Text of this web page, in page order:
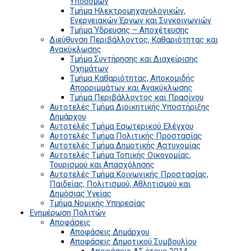
Τμήμα Ηλεκτρομηχανολογικών,
Ενεργειακών Έργων και Συγκοινωνιών
Τμήμα Ύδρευσης – Αποχέτευσης
Διεύθυνση Περιβάλλοντος, Καθαριότητας και
Ανακύκλωσης
Τμήμα Συντήρησης και Διαχείρισης
Οχημάτων
Τμήμα Καθαριότητας, Αποκομιδής
Απορριμμάτων και Ανακύκλωσης
Τμήμα Περιβάλλοντος και Πρασίνου
Αυτοτελές Τμήμα Διοικητικής Υποστήριξης
Δημάρχου
Αυτοτελές Τμήμα Εσωτερικού Ελέγχου
Αυτοτελές Τμήμα Πολιτικής Προστασίας
Αυτοτελές Τμήμα Δημοτικής Αστυνομίας
Αυτοτελές Τμήμα Τοπικής Οικονομίας,
Τουρισμού και Απασχόλησης
Αυτοτελές Τμήμα Κοινωνικής Προστασίας,
Παιδείας, Πολιτισμού, Αθλητισμού και
Δημόσιας Υγείας
Τμήμα Νομικής Υπηρεσίας
Ενημέρωση Πολιτών
Αποφάσεις
Αποφάσεις Δημάρχου
Αποφάσεις Δημοτικού Συμβουλίου